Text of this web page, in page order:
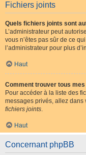
Fichiers joints
Quels fichiers joints sont
L’administrateur peut
vous n’êtes pas sûr de ce
l’administrateur pour plus
Haut
Comment trouver tous
Pour accéder à la liste des
messages privés, allez dans
fichiers joints.
Haut
Concernant phpBB